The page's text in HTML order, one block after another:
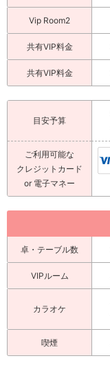
Vip Room2
共有VIP料金
共有VIP料金
目安予算
ご利用可能な
クレジットカード
or 電子マネー
卓・テーブル数
VIPルーム
カラオケ
喫煙